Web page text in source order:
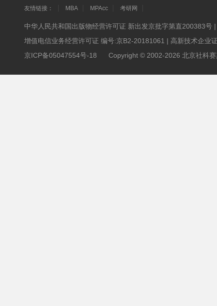
友情链接： MBA MPAcc 考研网
中华人民共和国出版物经营许可证 新出发京批字第直200383号
增值电信业务经营许可证 编号:京B2-20181061 | 高新技术企业
京ICP备05047554号-18
Copyright © 2002-2026 北京社科